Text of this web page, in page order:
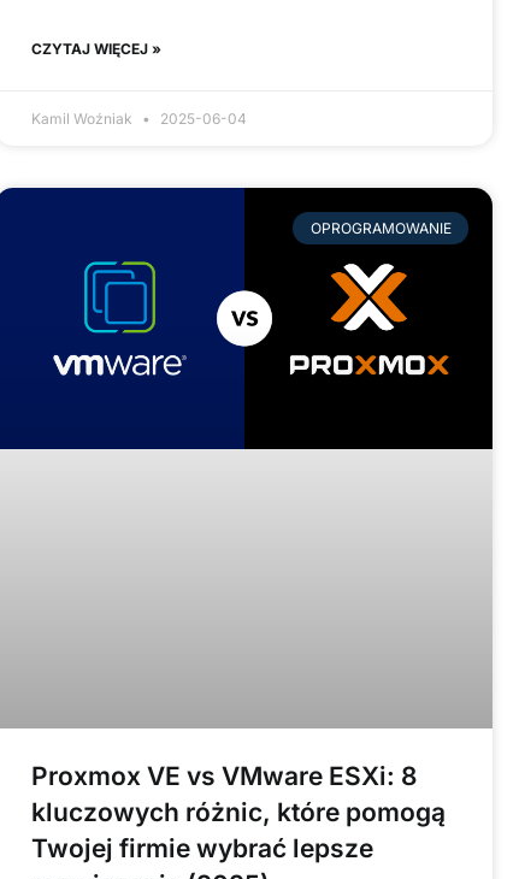
CZYTAJ WIĘCEJ »
Kamil Woźniak 2025-06-04
OPROGRAMOWANIE
Proxmox VE vs VMware ESXi: 8
kluczowych różnic, które pomogą
Twojej firmie wybrać lepsze